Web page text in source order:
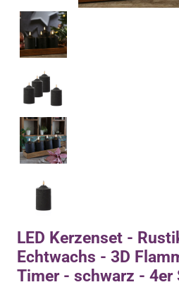
LED Kerzenset -
Echtwachs - 3D
Timer - schwarz - 4er